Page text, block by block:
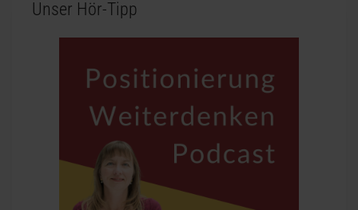
Unser Hör-Tipp